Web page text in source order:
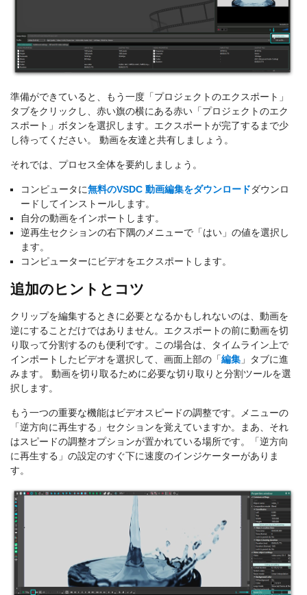
準備ができていると、もう一度「プロジェクトのエクスポート」
タブをクリックし、赤い旗の横にある赤い「プロジェクトのエク
スポート」ボタンを選択します。エクスポートが完了するまで少
し待ってください。 動画を友達と共有しましょう。
それでは、プロセス全体を要約しましょう。
コンピュータに無料のVSDC 動画編集をダウンロードダウンロ
ードしてインストールします。
自分の動画をインポートします。
逆再生セクションの右下隅のメニューで「はい」の値を選択し
ます。
コンピューターにビデオをエクスポートします。
追加のヒントとコツ
クリップを編集するときに必要となるかもしれないのは、動画を
逆にすることだけではありません。エクスポートの前に動画を切
り取って分割するのも便利です。この場合は、タイムライン上で
インポートしたビデオを選択して、画面上部の「編集 」タブに進
みます。 動画を切り取るために必要な切り取りと分割ツールを選
択します。
もう一つの重要な機能はビデオスピードの調整です。メニューの
「逆方向に再生する」セクションを覚えていますか。まあ、それ
はスピードの調整オプションが置かれている場所です。「逆方向
に再生する」の設定のすぐ下に速度のインジケーターがありま
す。